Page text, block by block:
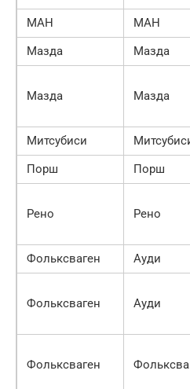
МАН
МАН
Мазда
Мазда
Мазда Мазда
Митсубиси
Порш
Порш
Рено Рено
Фольксваген
Ауди
Фольксваген Ауди
Фольксваген